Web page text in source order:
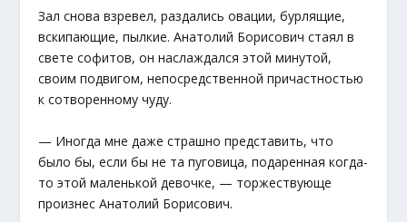
Зал снова взревел, раздались овации, бурлящие,
вскипающие, пылкие. Анатолий Борисович стаял в
свете софитов, он наслаждался этой минутой,
своим подвигом, непосредственной причастностью
к сотворенному чуду.
— Иногда мне даже страшно представить, что
было бы, если бы не та пуговица, подаренная когда-
то этой маленькой девочке, — торжествующе
произнес Анатолий Борисович.